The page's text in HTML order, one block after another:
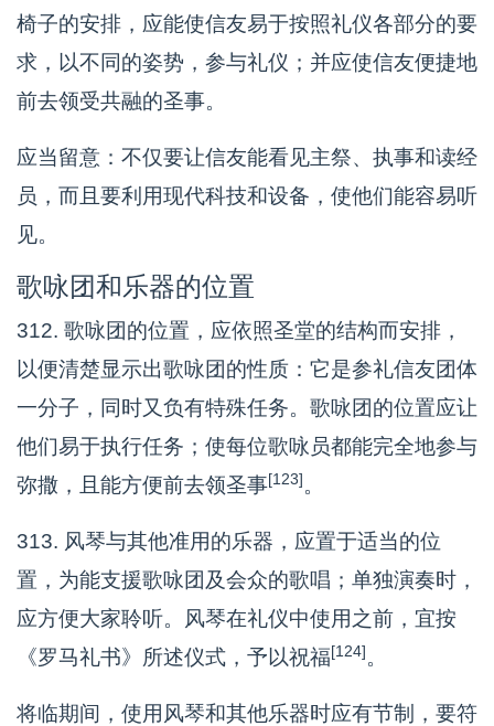
椅子的安排，应能使信友易于按照礼仪各部分的要
求，以不同的姿势，参与礼仪；并应使信友便捷地
前去领受共融的圣事。
应当留意：不仅要让信友能看见主祭、执事和读经
员，而且要利用现代科技和设备，使他们能容易听
见。
歌咏团和乐器的位置
312. 歌咏团的位置，应依照圣堂的结构而安排，
以便清楚显示出歌咏团的性质：它是参礼信友团体
一分子，同时又负有特殊任务。歌咏团的位置应让
他们易于执行任务；使每位歌咏员都能完全地参与
弥撒，且能方便前去领圣事[123]。
313. 风琴与其他准用的乐器，应置于适当的位
置，为能支援歌咏团及会众的歌唱；单独演奏时，
应方便大家聆听。风琴在礼仪中使用之前，宜按
《罗马礼书》所述仪式，予以祝福[124]。
将临期间，使用风琴和其他乐器时应有节制，要符